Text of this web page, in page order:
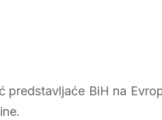
predstavljaće BiH na